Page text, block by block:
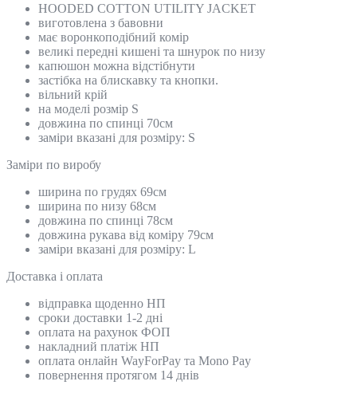
HOODED COTTON UTILITY JACKET
виготовлена ​​з бавовни
має воронкоподібний комір
великі передні кишені та шнурок по низу
капюшон можна відстібнути
застібка на блискавку та кнопки.
вільний крій
на моделі розмір S
довжина по спинці 70см
заміри вказані для розміру: S
Замiри по виробу
ширина по грудях 69см
ширина по низу 68см
довжина по спинці 78см
довжина рукава від коміру 79см
заміри вказані для розміру: L
Доставка і оплата
відправка щоденно НП
сроки доставки 1-2 дні
оплата на рахунок ФОП
накладний платіж НП
оплата онлайн WayForPay та Mono Pay
повернення протягом 14 днів